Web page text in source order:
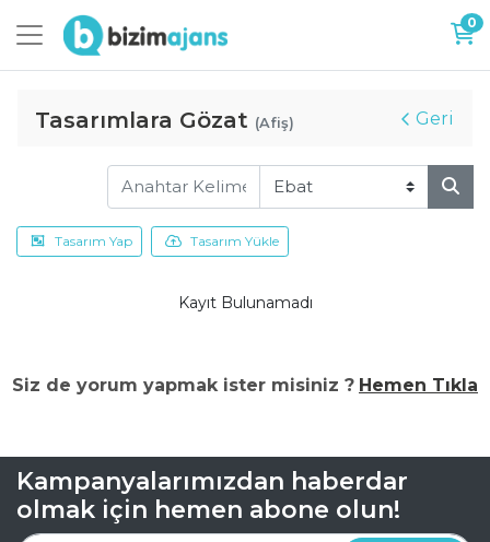
0
Tasarımlara Gözat (Afiş) Geri
Tasarım Yap Tasarım Yükle
Kayıt Bulunamadı
Siz de yorum yapmak ister misiniz ? Hemen Tıkla
Kampanyalarımızdan haberdar
olmak için hemen abone olun!